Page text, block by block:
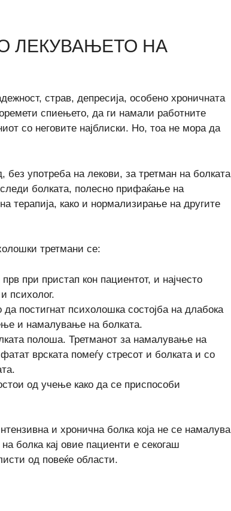
ЛЕКУВАЊЕТО НА
страв, депресија, особено хроничната
спиењето, да ги намали работните
со неговите најблиски. Но, тоа не мора да
употреба на лекови, за третман на болката
болката, полесно прифаќање на
терапија, како и нормализирањe на другите
третмани се:
при пристап кон пациентот, и најчесто
психолог.
постигнат психолошка состојба на длабока
и намалување на болката.
полоша. Третманот за намалување на
врската помеѓу стресот и болката и со
од учење како да се приспособи
и хронична болка која не се намалува
болка кај овие пациенти е секогаш
од повеќе области.